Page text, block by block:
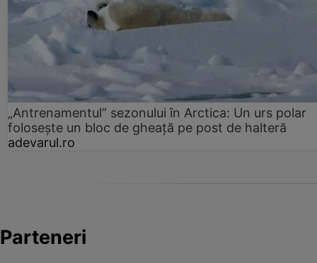
„Antrenamentul” sezonului în Arctica: Un urs polar
folosește un bloc de gheață pe post de halteră
adevarul.ro
Parteneri